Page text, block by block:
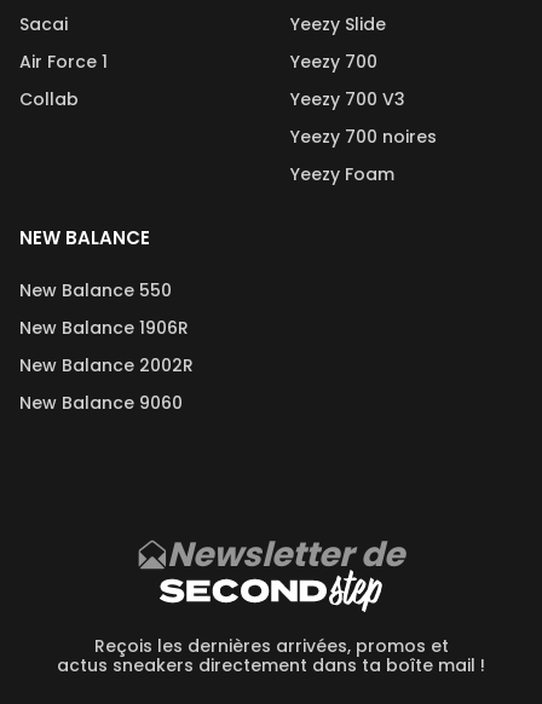
Sacai
Air Force 1
Collab
Yeezy Slide
Yeezy 700
Yeezy 700 V3
Yeezy 700 noires
Yeezy Foam
NEW BALANCE
New Balance 550
New Balance 1906R
New Balance 2002R
New Balance 9060
Newsletter de
Reçois les dernières arrivées, promos et
actus sneakers directement dans ta boîte mail !